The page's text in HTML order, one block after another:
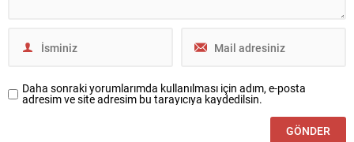
Daha sonraki yorumlarımda kullanılması için adım, e-posta
adresim ve site adresim bu tarayıcıya kaydedilsin.